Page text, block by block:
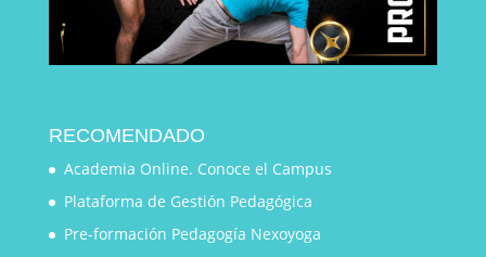
RECOMENDADO
Academia Online. Conoce el Campus
Plataforma de Gestión Pedagógica
Pre-formación Pedagogía Nexoyoga